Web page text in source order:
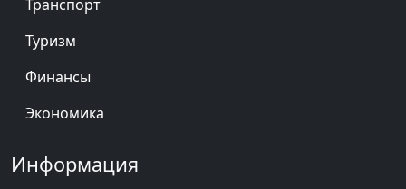
Транспорт
Туризм
Финансы
Экономика
Информация